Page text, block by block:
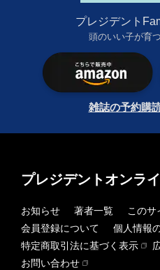
プレジデント
頭のいい子が育
雑誌の予約購
プレジデントオンラ
お知らせ 著者一覧
このサ
会員登録について
個人情報
特定商取引法に基づく表示
お問い合わせ